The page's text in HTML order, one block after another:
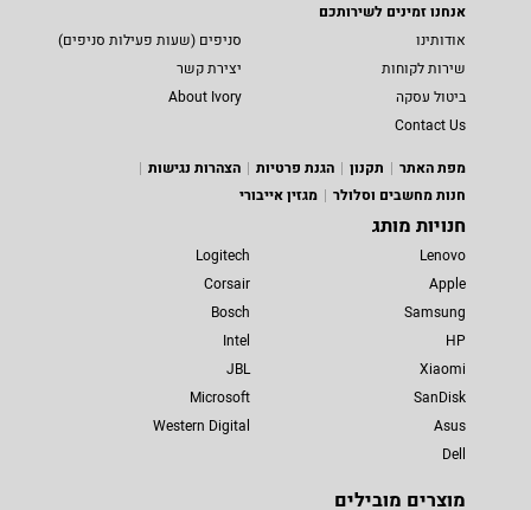
אנחנו זמינים לשירותכם
אודותינו
סניפים (שעות פעילות סניפים)
שירות לקוחות
יצירת קשר
ביטול עסקה
About Ivory
Contact Us
מפת האתר
תקנון הגנת פרטיות
הצהרות נגישות
חנות מחשבים וסלולר
מגזין אייבורי
חנויות מותג
Lenovo
Apple
Samsung
HP
Xiaomi
SanDisk
Asus
Dell
Logitech
Corsair
Bosch
Intel
JBL
Microsoft
Western Digital
מוצרים מובילים